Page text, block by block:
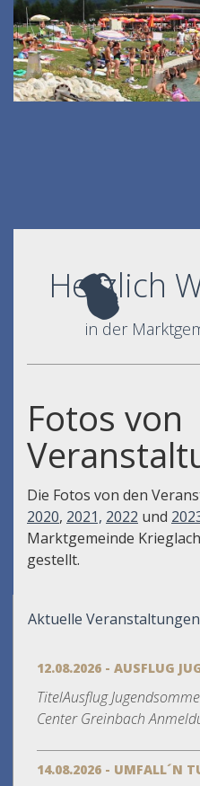
Herzlich
in der
Fotos von
Die Fotos von den
2020, 2021, 2022 und
Marktgemeinde
gestellt.
Aktuelle Veranstaltungen
12.08.2026 - AUSFLUG
TitelAusflug
Center Greinbach
14.08.2026 - UMFALL´N